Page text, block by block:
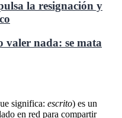
la resignación y
valer nada: se mata
significa: escrito) es un
en red para compartir